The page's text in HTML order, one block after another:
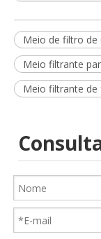
Meio de filtro de
Meio filtrante
Meio filtrante de